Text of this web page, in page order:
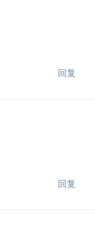
回复
回复